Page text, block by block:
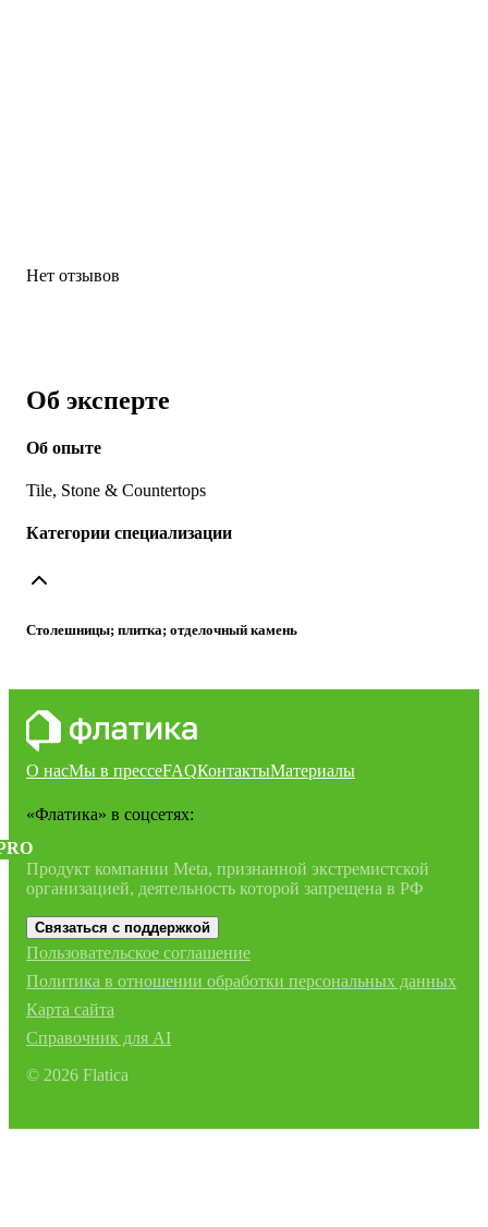
Нет отзывов
Об эксперте
Об опыте
Tile, Stone & Countertops
Категории специализации
Столешницы; плитка; отделочный камень
О насМы в прессеFAQКонтактыМатериалы
«Флатика» в соцсетях:
Продукт компании Meta, признанной экстремистской
организацией, деятельность которой запрещена в РФ
Связаться с поддержкой
Пользовательское соглашение
Политика в отношении обработки персональных данных
Карта сайта
Справочник для AI
© 2026 Flatica